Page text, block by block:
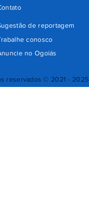
reservados © 2021 - 2025
de reportagem
conosco
no Ogoiás